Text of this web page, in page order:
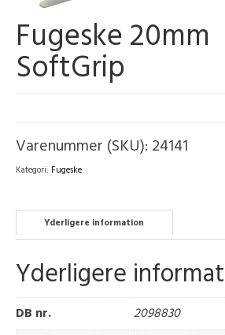
Fugeske 20mm
SoftGrip
Varenummer (SKU): 24141
Kategori: Fugeske
Yderligere information
Yderligere
DB nr.
2098830